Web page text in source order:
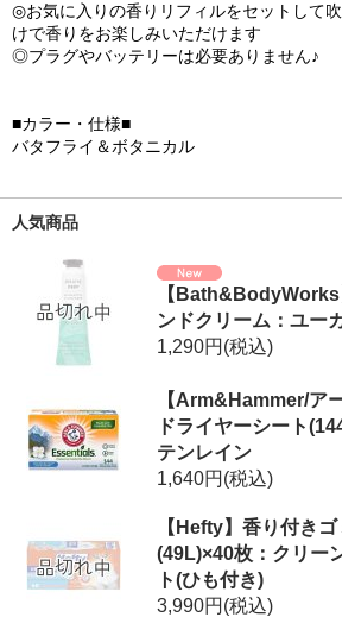
◎お気に入りの香りリフィルをセットして
けで香りをお楽しみいただけます
◎プラグやバッテリーは必要ありません♪
■カラー・仕様■
バタフライ＆ボタニカル
人気商品
【
ンドクリーム：ユー
1,290円(税込)
【Arm&Hammer/ア
ドライヤーシート
テンレイン
1,640円(税込)
【Hefty】香り付き
(49L)×40枚：クリー
ト(ひも付き)
3,990円(税込)